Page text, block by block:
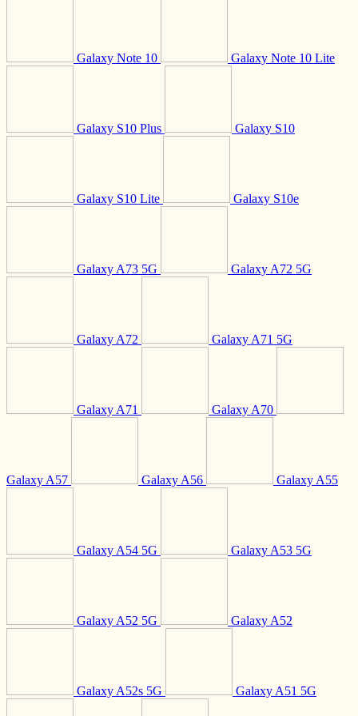
Galaxy Note 10 Galaxy Note 10 Lite
Galaxy S10 Plus Galaxy S10
Galaxy S10 Lite Galaxy S10e
Galaxy A73 5G Galaxy A72 5G
Galaxy A72 Galaxy A71 5G
Galaxy A71 Galaxy A70
Galaxy A57 Galaxy A56 Galaxy A55
Galaxy A54 5G Galaxy A53 5G
Galaxy A52 5G Galaxy A52
Galaxy A52s 5G Galaxy A51 5G